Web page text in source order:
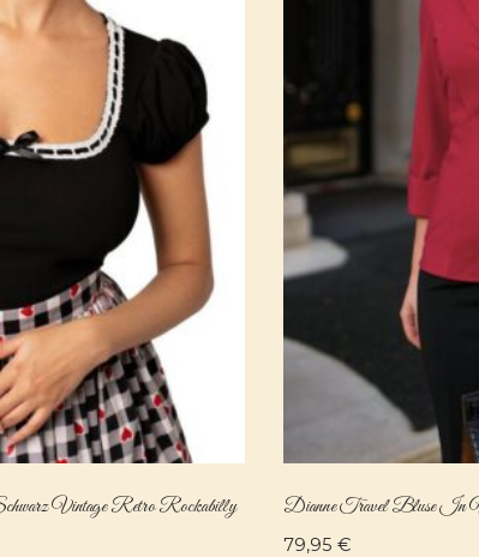
Vintage Retro Rockabilly
Dianne Travel Bluse In
79,95€